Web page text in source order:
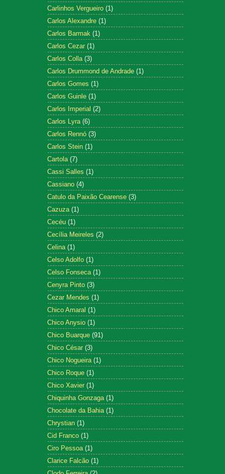
Carlinhos Vergueiro (1)
Carlos Alexandre (1)
Carlos Barmak (1)
Carlos Cezar (1)
Carlos Colla (3)
Carlos Drummond de Andrade (1)
Carlos Gomes (1)
Carlos Guinle (1)
Carlos Imperial (2)
Carlos Lyra (6)
Carlos Rennó (3)
Carlos Stein (1)
Cartola (7)
Cassi Salles (1)
Cassiano (4)
Catulo da Paixão Cearense (3)
Cazuza (1)
Cecéu (1)
Cecília Meireles (2)
Celina (1)
Celso Adolfo (1)
Celso Fonseca (1)
Cenyra Pinto (3)
Cezar Mendes (1)
Chico Amaral (1)
Chico Anysio (1)
Chico Buarque (91)
Chico César (3)
Chico Nogueira (1)
Chico Roque (1)
Chico Xavier (1)
Chiquinha Gonzaga (1)
Chocolate da Bahia (1)
Chrystian (1)
Cid Franco (1)
Ciro Pessoa (1)
Clarice Falcão (1)